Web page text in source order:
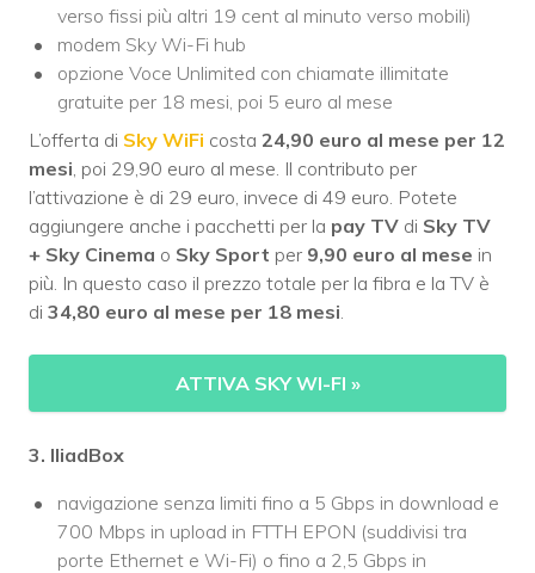
verso fissi più altri 19 cent al minuto verso mobili)
modem Sky Wi-Fi hub
opzione Voce Unlimited con chiamate illimitate
gratuite per 18 mesi, poi 5 euro al mese
L’offerta di Sky WiFi costa 24,90 euro al mese per 12
mesi , poi 29,90 euro al mese. Il contributo per
l’attivazione è di 29 euro, invece di 49 euro. Potete
aggiungere anche i pacchetti per la pay TV di Sky TV
+ Sky Cinema o Sky Sport per 9,90 euro al mese in
più. In questo caso il prezzo totale per la fibra e la TV è
di 34,80 euro al mese per 18 mesi
ATTIVA SKY WI-FI »
3. IliadBox
navigazione senza limiti fino a 5 Gbps in download e
700 Mbps in upload in FTTH EPON (suddivisi tra
porte Ethernet e Wi-Fi) o fino a 2,5 Gbps in